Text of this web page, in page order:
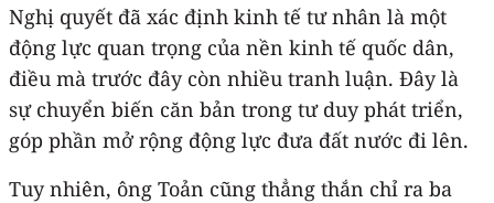
Nghị quyết đã xác định kinh tế tư nhân là một
động lực quan trọng của nền kinh tế quốc dân,
điều mà trước đây còn nhiều tranh luận. Đây là
sự chuyển biến căn bản trong tư duy phát triển,
góp phần mở rộng động lực đưa đất nước đi lên.
Tuy nhiên, ông Toản cũng thẳng thắn chỉ ra ba